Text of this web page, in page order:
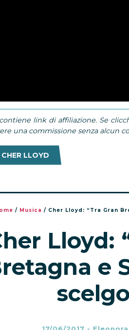
link di affiliazione. Se
una commissione senza alcun
CHER LLOYD
/ Musica / Cher Lloyd: “Tra Gran
Lloyd:
e
17/06/2017 -